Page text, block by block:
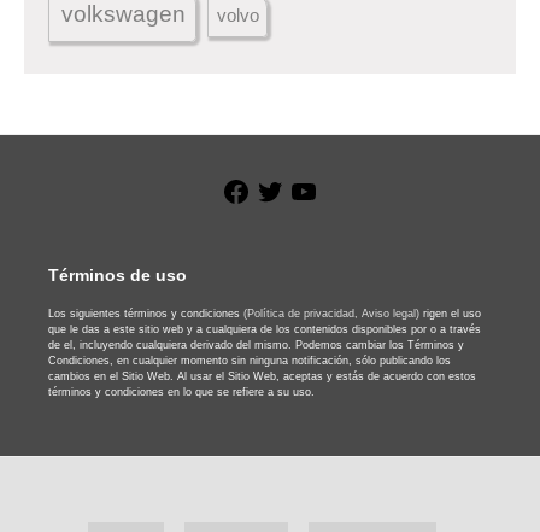
volkswagen volvo
Facebook
Twitter
Términos de uso
Los siguientes términos y condiciones (Política de privacidad, Aviso legal) rigen el uso
que le das a este sitio web y a cualquiera de los contenidos disponibles por o a través
de el, incluyendo cualquiera derivado del mismo. Podemos cambiar los Términos y
Condiciones, en cualquier momento sin ninguna notificación, sólo publicando los
cambios en el Sitio Web. Al usar el Sitio Web, aceptas y estás de acuerdo con estos
términos y condiciones en lo que se refiere a su uso.